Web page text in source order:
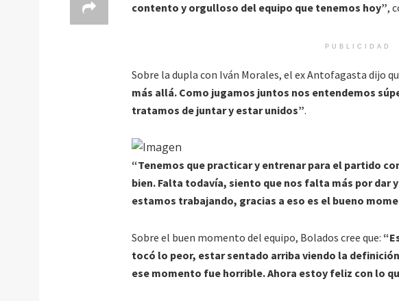
contento y orgulloso del equipo que tenemos hoy”,
PUBLICIDAD
Sobre la dupla con Iván Morales, el ex Antofagasta dijo
más allá. Como jugamos juntos nos entendemos
tratamos de juntar y estar unidos”.
“Tenemos que practicar y entrenar para el partido
bien. Falta todavía, siento que nos falta más por dar
estamos trabajando, gracias a eso es el bueno
Sobre el buen momento del equipo, Bolados cree que:
tocó lo peor, estar sentado arriba viendo la
ese momento fue horrible. Ahora estoy feliz con lo